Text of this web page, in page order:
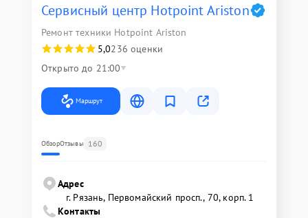
Сервисный центр Hotpoint Ariston
Ремонт техники Hotpoint Ariston
5,0236 оценки
Открыто до 21:00
Маршрут
ОбзорОтзывы 160
Адрес
г. Рязань, Первомайский просп., 70, корп. 1
Контакты